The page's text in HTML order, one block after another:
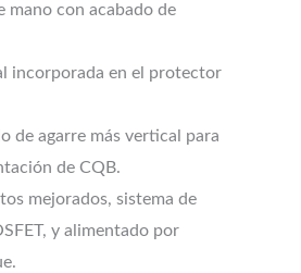
mano con acabado de
incorporada en el protector
de agarre más vertical para
de CQB.
mejorados, sistema de
y alimentado por